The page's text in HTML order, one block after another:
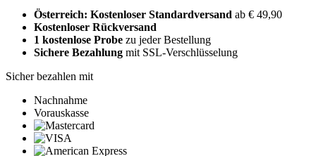
Österreich: Kostenloser Standardversand ab € 49,90
Kostenloser Rückversand
1 kostenlose Probe zu jeder Bestellung
Sichere Bezahlung mit SSL-Verschlüsselung
Sicher bezahlen mit
Nachnahme
Vorauskasse